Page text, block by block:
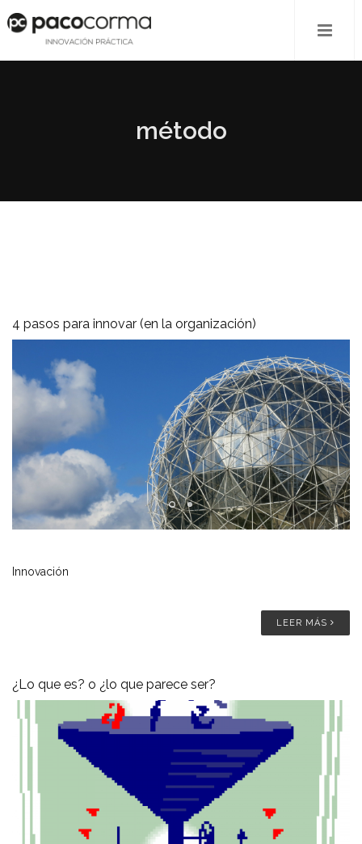
método
4 pasos para innovar (en la organización)
Innovación
LEER MÁS
¿Lo que es? o ¿lo que parece ser?